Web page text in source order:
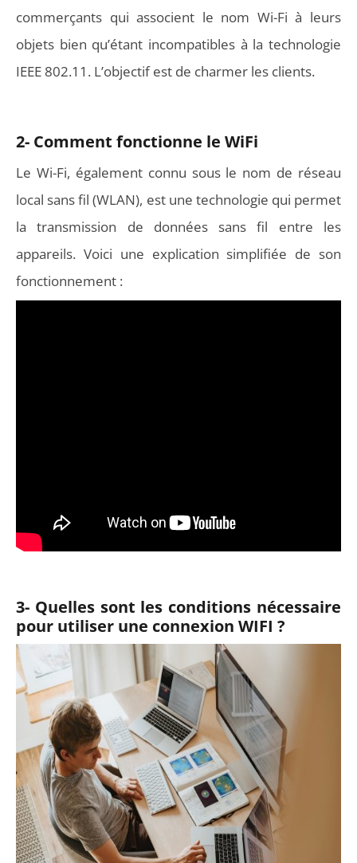
commerçants qui associent le nom Wi-Fi à leurs
objets bien qu’étant incompatibles à la technologie
IEEE 802.11. L’objectif est de charmer les clients.
2- Comment fonctionne le WiFi
Le Wi-Fi, également connu sous le nom de réseau
local sans fil (WLAN), est une technologie qui permet
la transmission de données sans fil entre les
appareils. Voici une explication simplifiée de son
fonctionnement :
3- Quelles sont les conditions nécessaire
pour utiliser une connexion WIFI ?